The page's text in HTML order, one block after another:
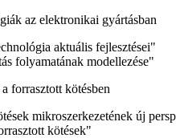
az elektronikai gyártásban
aktuális fejlesztései"
folyamatának modellezése"
forrasztott kötésben
mikroszerkezetének új
kötések"